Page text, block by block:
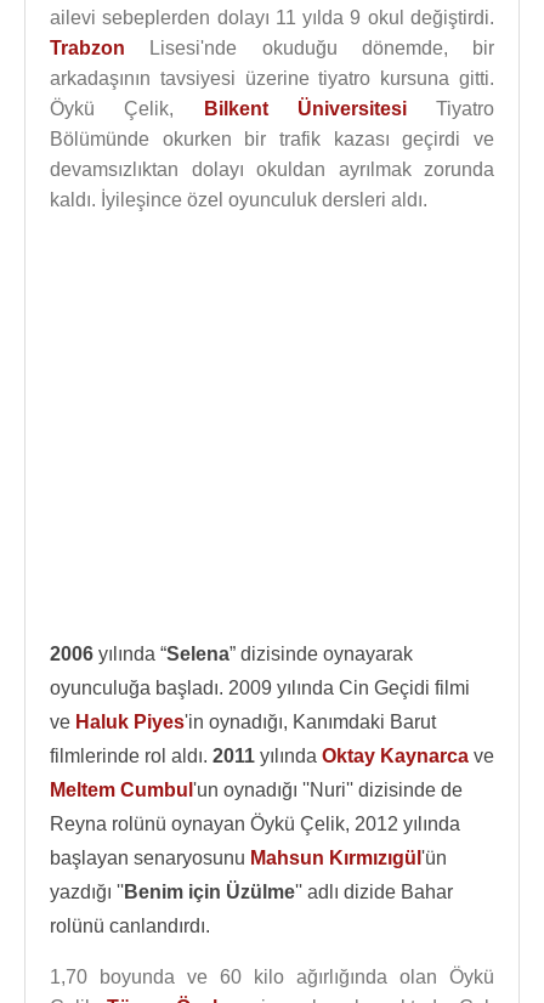
ailevi sebeplerden dolayı 11 yılda 9 okul değiştirdi.
Trabzon Lisesi'nde okuduğu dönemde, bir
arkadaşının tavsiyesi üzerine tiyatro kursuna gitti.
Öykü Çelik,
Bilkent ÜniversitesiTiyatro
Bölümünde okurken bir trafik kazası geçirdi ve
devamsızlıktan dolayı okuldan ayrılmak zorunda
kaldı. İyileşince özel oyunculuk dersleri aldı.
2006 yılında “Selena” dizisinde oynayarak
oyunculuğa başladı. 2009 yılında Cin Geçidi filmi
ve Haluk Piyes'in oynadığı, Kanımdaki Barut
filmlerinde rol aldı. 2011 yılında Oktay Kaynarca ve
Meltem Cumbul 'un oynadığı ''Nuri'' dizisinde de
Reyna rolünü oynayan Öykü Çelik, 2012 yılında
başlayan senaryosunu Mahsun Kırmızıgül 'ün
yazdığı ''Benim için Üzülme'' adlı dizide Bahar
rolünü canlandırdı.
1,70 boyunda ve 60 kilo ağırlığında olan Öykü